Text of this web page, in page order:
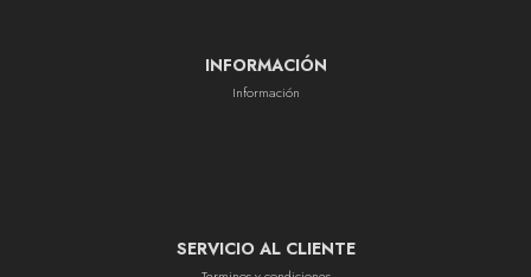
INFORMACIÓN
Información
SERVICIO AL CLIENTE